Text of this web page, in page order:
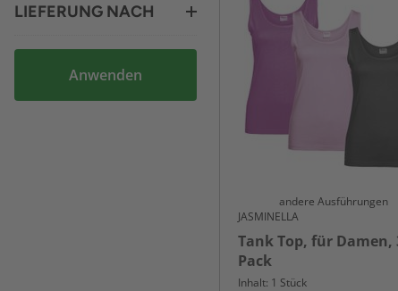
LIEFERUNG NACH
Anwenden
andere Ausführungen
JASMINELLA
Tank Top, für Damen,
Pack
Inhalt: 1 Stück